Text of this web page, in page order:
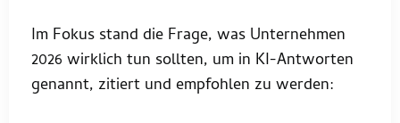
Im Fokus stand die Frage, was Unternehmen
2026 wirklich tun sollten, um in KI-Antworten
genannt, zitiert und empfohlen zu werden: